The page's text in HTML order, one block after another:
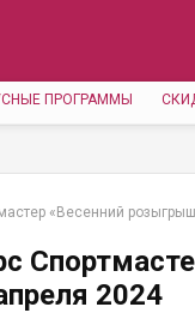
ПРОГРАММЫ
«Весенний
2024